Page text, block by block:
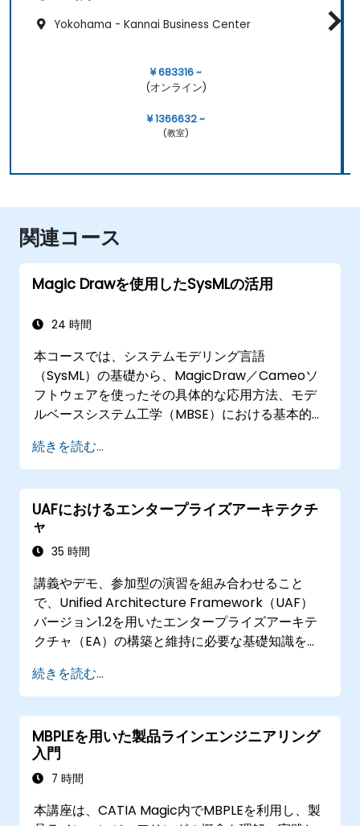
Yokohama - Kannai Business Center
¥ 683316 ~
(オンライン)
¥ 1366632 ~
(教室)
関連コース
Magic Drawを使用したSysMLの活用
24 時間
本コースでは、システムモデリング言語
（SysML）の基礎から、MagicDraw／Cameoソ
フトウェアを使ったその具体的な応用方法、モデ
ルベースシステム工学（MBSE）における基本的な
適な実践手法までを系統的に学ぶことを目的とし
ています。
続きを読む...
UAFにおけるエンタープライズアーキテクチ
ャ
35 時間
講義やデモ、参加型の演習を組み合わせること
で、Unified Architecture Framework（UAF）
バージョン1.2を用いたエンタープライズアーキテ
クチャ（EA）の構築と維持に必要な基礎知識を習
続きを読む...
MBPLEを用いた製品ラインエンジニアリング
入門
7 時間
本講座は、CATIA Magic内でMBPLEを利用し、製